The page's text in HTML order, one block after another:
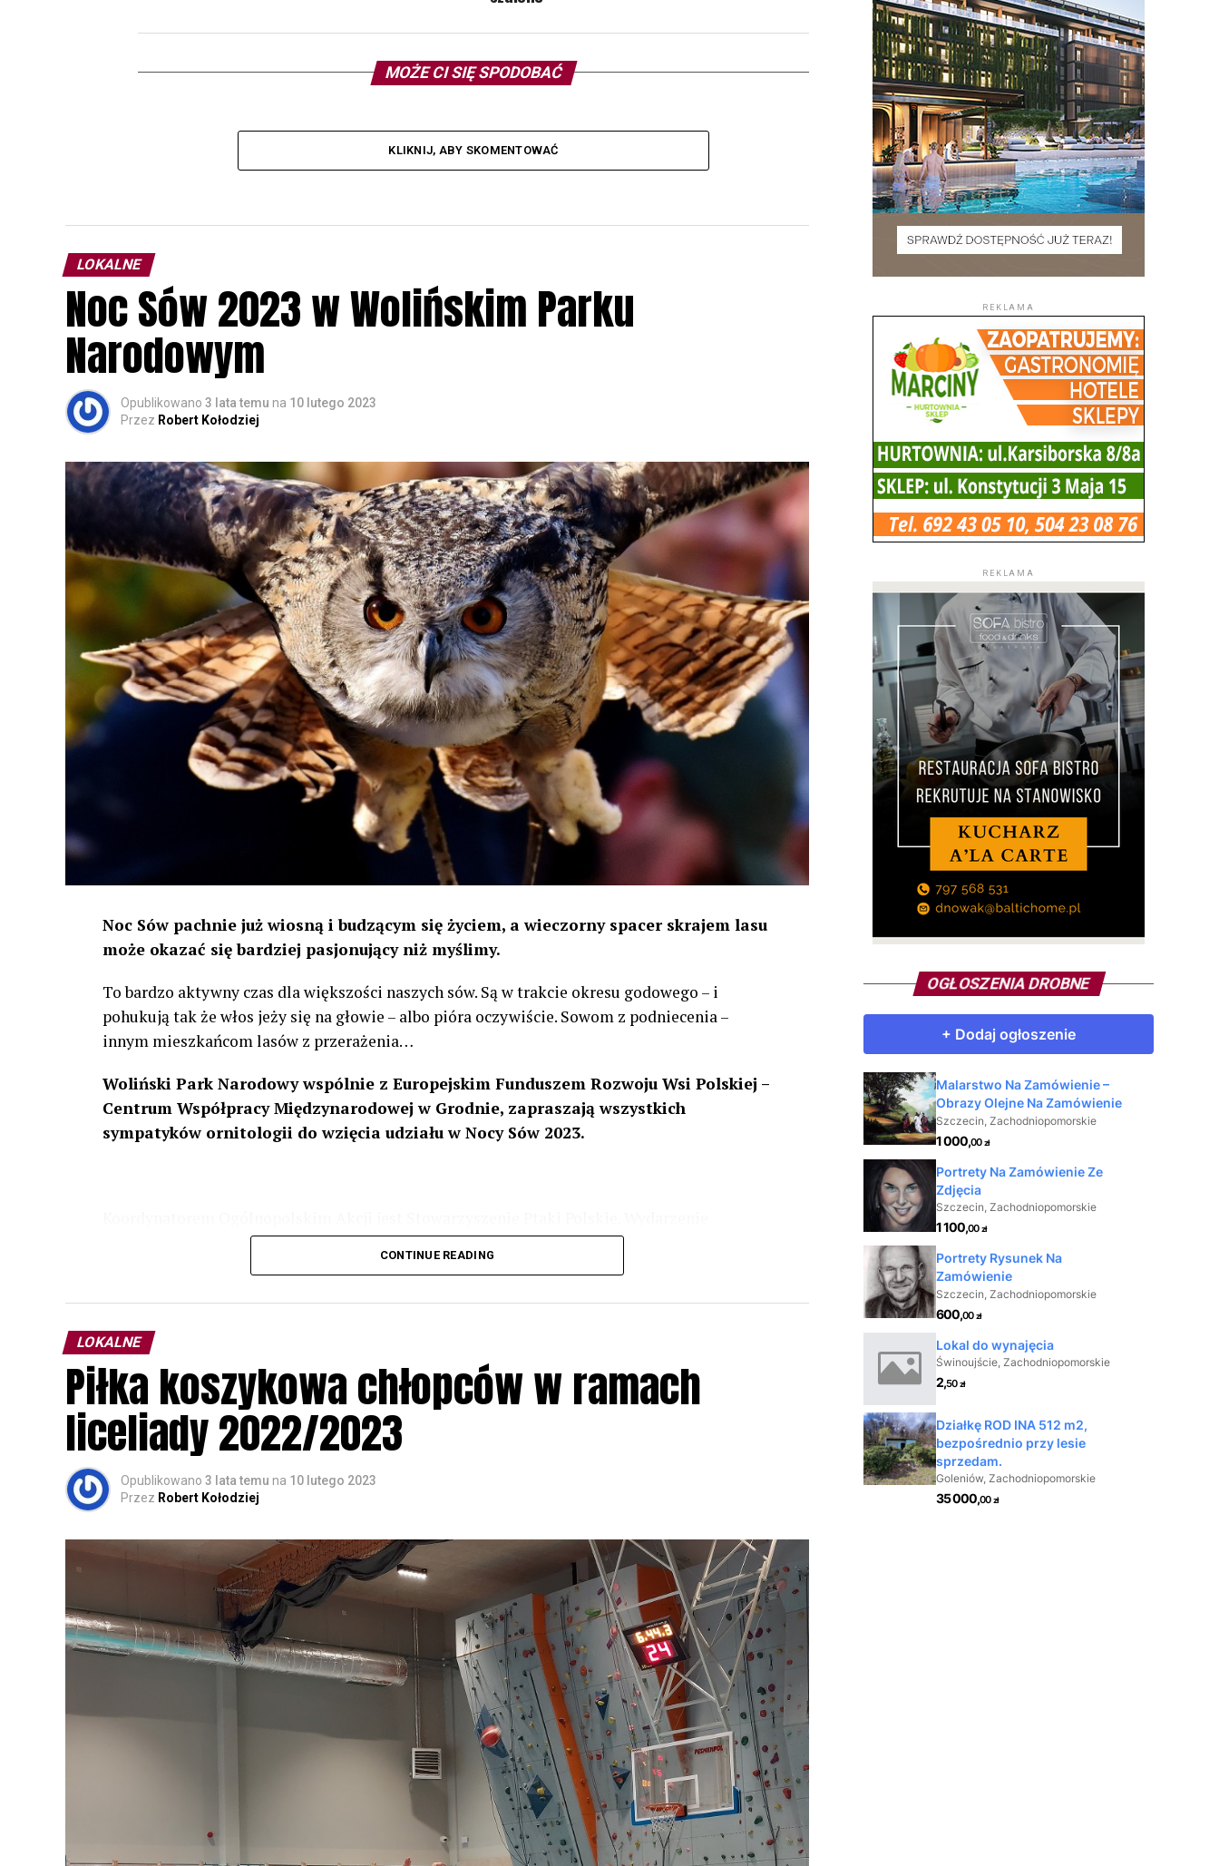
MOŻE CI SIĘ SPODOBAĆ
KLIKNIJ, ABY SKOMENTOWAĆ
LOKALNE
Noc Sów 2023 w Wolińskim Parku
Narodowym
Opublikowano 3 lata temu na 10 lutego 2023
Przez Robert Kołodziej
Noc Sów pachnie już wiosną i budzącym się życiem, a wieczorny spacer skrajem lasu
może okazać się bardziej pasjonujący niż myślimy.
To bardzo aktywny czas dla większości naszych sów. Są w trakcie okresu godowego – i
pohukują tak że włos jeży się na głowie – albo pióra oczywiście. Sowom z podniecenia –
innym mieszkańcom lasów z przerażenia…
Woliński Park Narodowy wspólnie z Europejskim Funduszem Rozwoju Wsi Polskiej –
Centrum Współpracy Międzynarodowej w Grodnie, zapraszają wszystkich
sympatyków ornitologii do wzięcia udziału w Nocy Sów 2023.
odbędzie się w dniach24 i 25 lutego 2023 r. wg harmonogramu przedstawionego na
Wszystkich uczestników zapraszamy do udziału w Akcji, włączenia się w aktywne
rozpoznawanie głosów sów i wymianę doświadczeń przy grillu.Na wydarzenie obowiązują
zapisy.
CONTINUE READING
LOKALNE
Piłka koszykowa chłopców w ramach
liceliady 2022/2023
Opublikowano 3 lata temu na 10 lutego 2023
Przez Robert Kołodziej
REKLAMA
REKLAMA
OGŁOSZENIA DROBNE